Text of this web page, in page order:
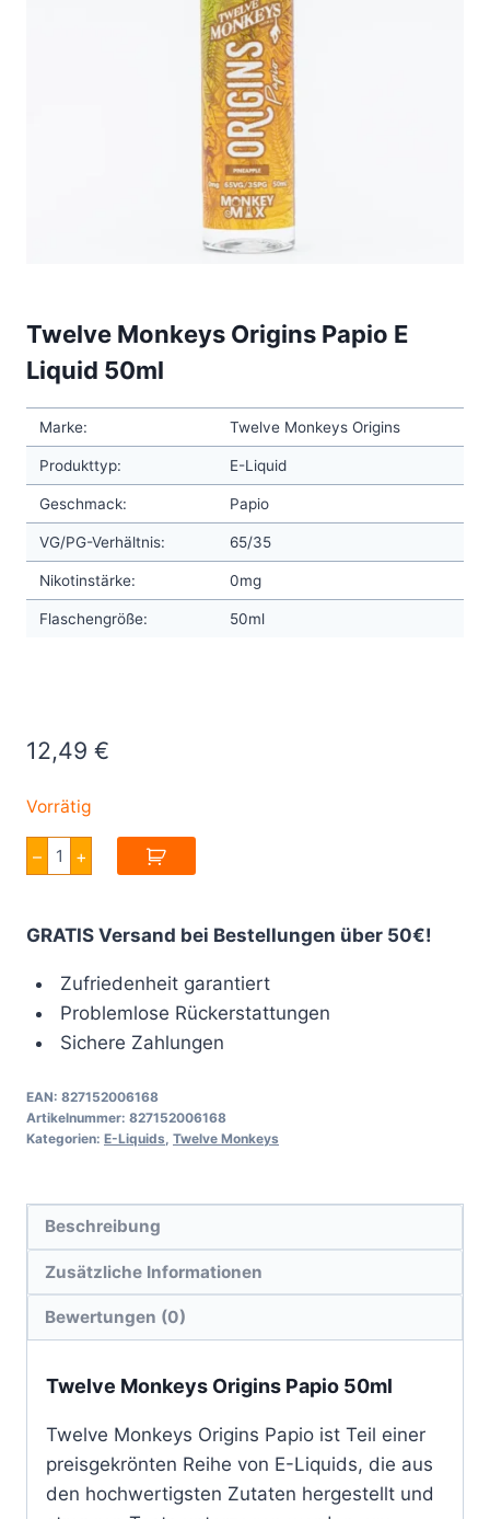
Twelve Monkeys Origins Papio E
Liquid 50ml
Marke: Twelve Monkeys Origins
Produkttyp: E-Liquid
Geschmack: Papio
VG/PG-Verhältnis: 65/35
Nikotinstärke: 0mg
Flaschengröße: 50ml
12,49 €
Vorrätig
–
Twelve
Monkeys
Origins
Liquid
Menge
+
GRATIS Versand bei Bestellungen über 50€!
Zufriedenheit garantiert
Problemlose Rückerstattungen
Sichere Zahlungen
EAN: 827152006168
Artikelnummer: 827152006168
Kategorien: E-Liquids Twelve Monkeys
Beschreibung
Zusätzliche Informationen
Bewertungen (0)
Twelve Monkeys Origins Papio 50ml
Twelve Monkeys Origins Papio ist Teil einer
preisgekrönten Reihe von E-Liquids, die aus
den hochwertigsten Zutaten hergestellt und